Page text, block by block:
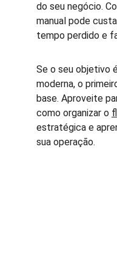
do seu negócio.
manual pode
tempo perdido e
Se o seu objetivo
moderna, o
base. Aproveite
como organizar o
estratégica e
sua operação.